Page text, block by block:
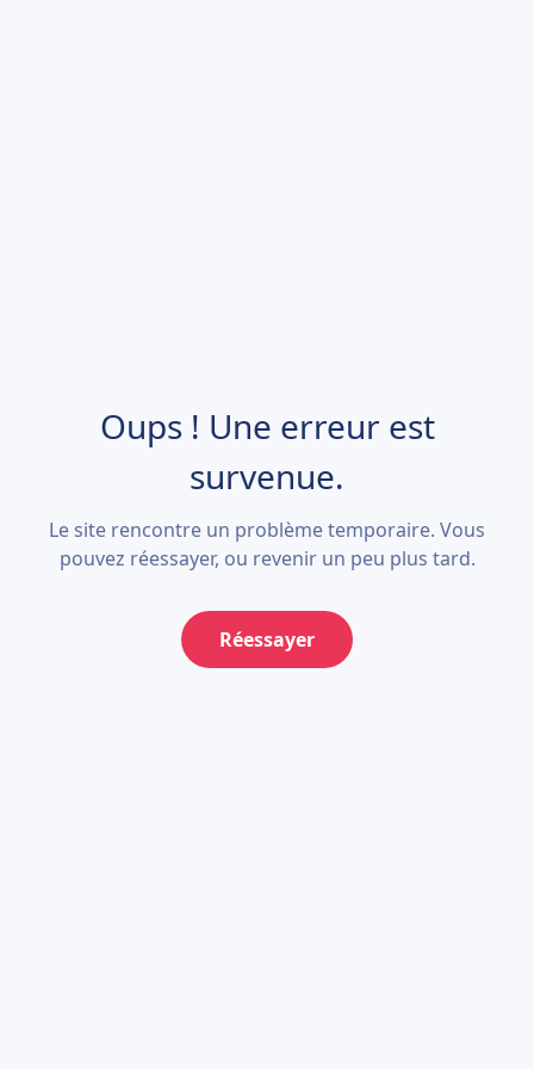
Oups ! Une erreur est
survenue.
Le site rencontre un problème temporaire. Vous
pouvez réessayer, ou revenir un peu plus tard.
Réessayer